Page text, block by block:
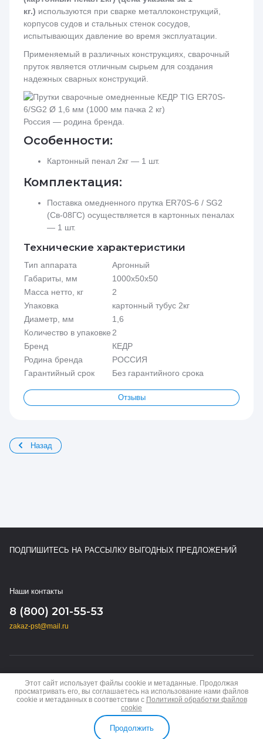
кг.) используются при сварке металлоконструкций,
корпусов судов и стальных стенок сосудов,
испытывающих давление во время эксплуатации.
Применяемый в различных конструкциях, сварочный
пруток является отличным сырьем для создания
надежных сварных конструкций.
Россия — родина бренда.
Особенности:
Картонный пенал 2кг — 1 шт.
Комплектация:
Поставка омедненного прутка ER70S-6 / SG2
(Св-08ГС) осуществляется в картонных пеналах
— 1 шт.
Технические характеристики
Тип аппарата
Аргонный
Габариты, мм
1000х50х50
Масса нетто, кг
2
Упаковка
картонный тубус 2кг
Диаметр, мм
1,6
Количество в упаковке 2
Бренд
КЕДР
Родина бренда
РОССИЯ
Гарантийный срок
Без гарантийного срока
Отзывы
Назад
ПОДПИШИТЕСЬ НА РАССЫЛКУ ВЫГОДНЫХ ПРЕДЛОЖЕНИЙ
Наши контакты
8 (800) 201-55-53
zakaz-pst@mail.ru
Copyright © 2024 - 2026
Политика конфиденциальности
Этот сайт использует файлы cookie и метаданные. Продолжая
просматривать его, вы соглашаетесь на использование нами файлов
cookie и метаданных в соответствии с Политикой обработки файлов
cookie
Продолжить